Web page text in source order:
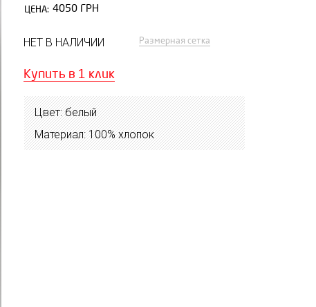
ЦЕНА: 4050 ГРН
НЕТ В НАЛИЧИИ Размерная сетка
Купить в 1 клик
Цвет: белый
Материал: 100% хлопок